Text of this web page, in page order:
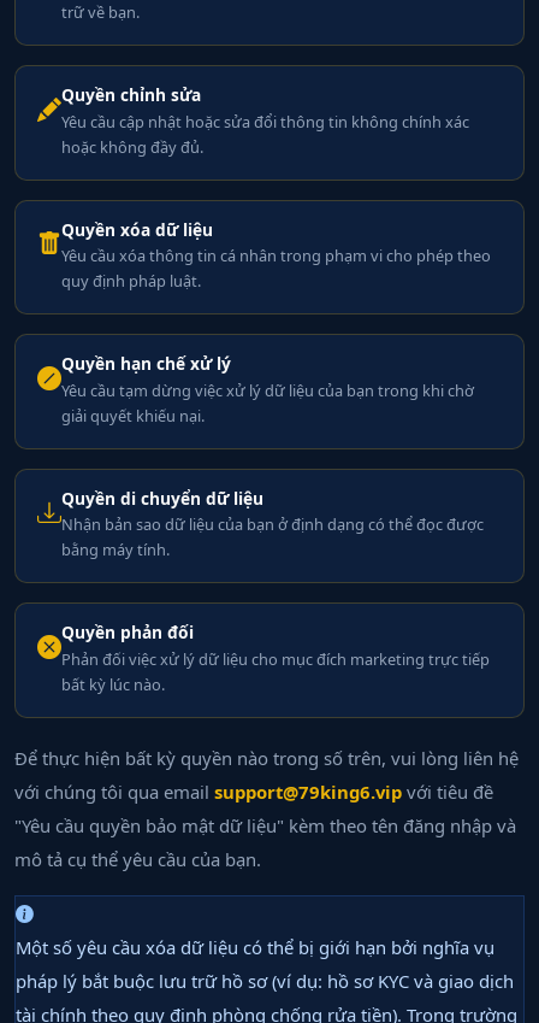
trữ về bạn.
Quyền chỉnh sửa
Yêu cầu cập nhật hoặc sửa đổi thông tin không chính xác
hoặc không đầy đủ.
Quyền xóa dữ liệu
Yêu cầu xóa thông tin cá nhân trong phạm vi cho phép theo
quy định pháp luật.
Quyền hạn chế xử lý
Yêu cầu tạm dừng việc xử lý dữ liệu của bạn trong khi chờ
giải quyết khiếu nại.
Quyền di chuyển dữ liệu
Nhận bản sao dữ liệu của bạn ở định dạng có thể đọc được
bằng máy tính.
Quyền phản đối
Phản đối việc xử lý dữ liệu cho mục đích marketing trực tiếp
bất kỳ lúc nào.
Để thực hiện bất kỳ quyền nào trong số trên, vui lòng liên hệ
với chúng tôi qua email support@79king6.vip với tiêu đề
"Yêu cầu quyền bảo mật dữ liệu" kèm theo tên đăng nhập và
mô tả cụ thể yêu cầu của bạn.
Một số yêu cầu xóa dữ liệu có thể bị giới hạn bởi nghĩa vụ
pháp lý bắt buộc lưu trữ hồ sơ (ví dụ: hồ sơ KYC và giao dịch
tài chính theo quy định phòng chống rửa tiền). Trong trường